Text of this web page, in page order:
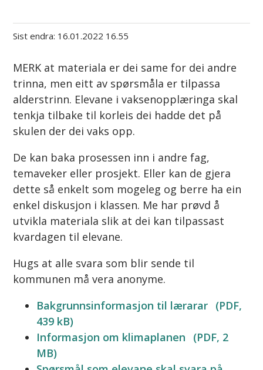
Sist endra 16.01.2022 16.55
MERK at materiala er dei same for dei andre
trinna, men eitt av spørsmåla er tilpassa
alderstrinn. Elevane i vaksenopplæringa skal
tenkja tilbake til korleis dei hadde det på
skulen der dei vaks opp.
De kan baka prosessen inn i andre fag,
temaveker eller prosjekt. Eller kan de gjera
dette så enkelt som mogeleg og berre ha ein
enkel diskusjon i klassen. Me har prøvd å
utvikla materiala slik at dei kan tilpassast
kvardagen til elevane.
Hugs at alle svara som blir sende til
kommunen må vera anonyme.
Bakgrunnsinformasjon til lærarar (PDF,
439 kB)
Informasjon om klimaplanen
(PDF, 2
MB)